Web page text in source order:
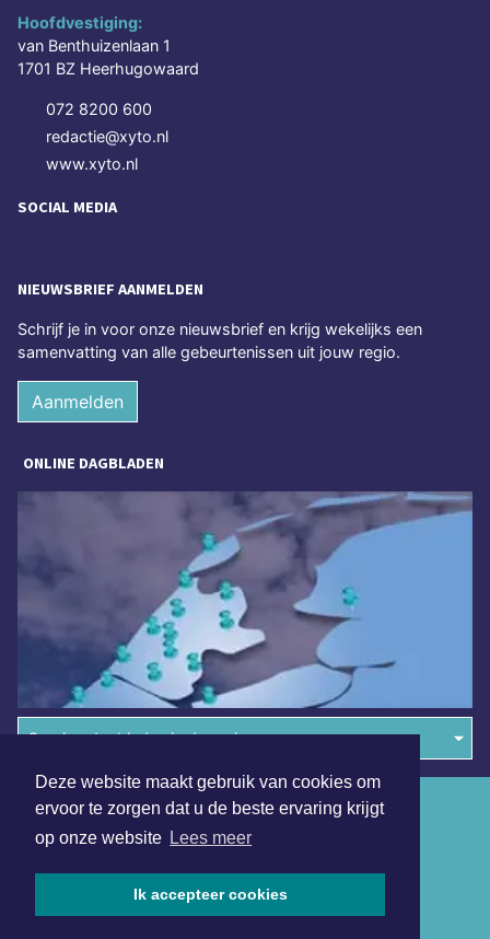
Deze website maakt gebruik van cookies om
ervoor te zorgen dat u de beste ervaring krijgt
op onze website Lees meer
Ik accepteer cookies
Hoofdvestiging:
van Benthuizenlaan 1
1701 BZ Heerhugowaard
072 8200 600
redactie@xyto.nl
www.xyto.nl
SOCIAL MEDIA
NIEUWSBRIEF AANMELDEN
Schrijf je in voor onze nieuwsbrief en krijg wekelijks een
samenvatting van alle gebeurtenissen uit jouw regio.
Aanmelden
ONLINE DAGBLADEN
Overige dagbladen in de regio
Algemene voorwaarden
Disclaimer